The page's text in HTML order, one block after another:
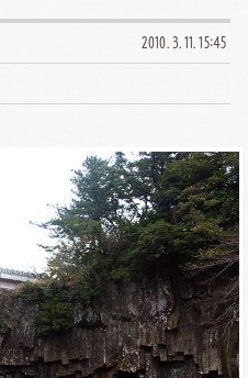
2010. 3. 11. 15:45